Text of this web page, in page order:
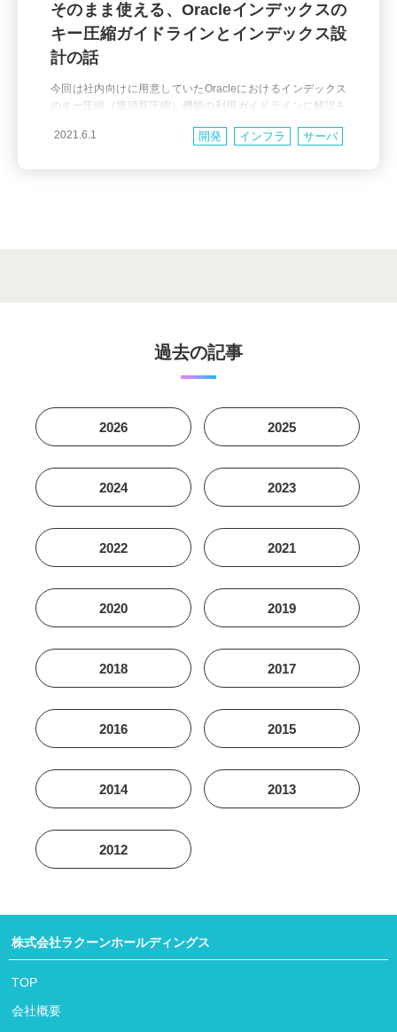
そのまま使える、Oracleインデックスの
キー圧縮ガイドラインとインデックス設
計の話
今回は社内向けに用意していたOracleにおけるインデックス
のキー圧縮（接頭辞圧縮）機能の利用ガイドラインに解説を
マンス改善に対して効果的な一方でガイドラインがないと適
2021.6.1 開発 インフラ サーバ
過去の記事
2026 2025
2024 2023
2022 2021
2020 2019
2018 2017
2016 2015
2014 2013
2012
株式会社ラクーンホールディングス
TOP
会社概要